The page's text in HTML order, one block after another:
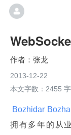
张龙
2013-12-22
本文字数：2455 字
Bozhidar
拥有多年的从